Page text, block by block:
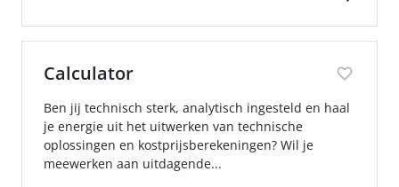
Calculator
Ben jij technisch sterk, analytisch ingesteld en haal
je energie uit het uitwerken van technische
oplossingen en kostprijsberekeningen? Wil je
meewerken aan uitdagende...